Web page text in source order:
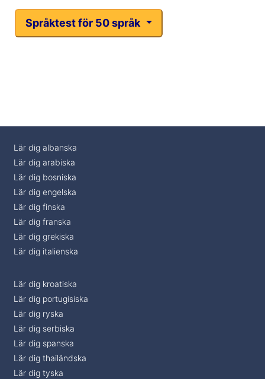
Språktest för 50 språk
Lär dig albanska
Lär dig arabiska
Lär dig bosniska
Lär dig engelska
Lär dig finska
Lär dig franska
Lär dig grekiska
Lär dig italienska
Lär dig kroatiska
Lär dig portugisiska
Lär dig ryska
Lär dig serbiska
Lär dig spanska
Lär dig thailändska
Lär dig tyska